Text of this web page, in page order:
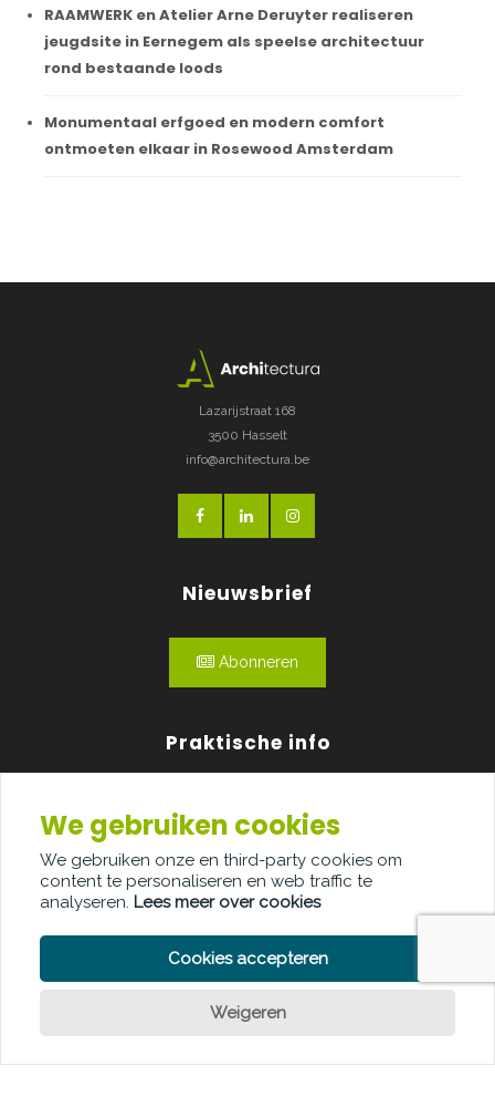
RAAMWERK en Atelier Arne Deruyter realiseren
jeugdsite in Eernegem als speelse architectuur
rond bestaande loods
Monumentaal erfgoed en modern comfort
ontmoeten elkaar in Rosewood Amsterdam
Lazarijstraat 168
3500 Hasselt
info@architectura.be
Nieuwsbrief
Abonneren
Praktische info
Over ons
Adverteren
Contact
We gebruiken cookies
We gebruiken onze en third-party cookies om
content te personaliseren en web traffic te
analyseren. Lees meer over cookies
Cookies accepteren
Weigeren